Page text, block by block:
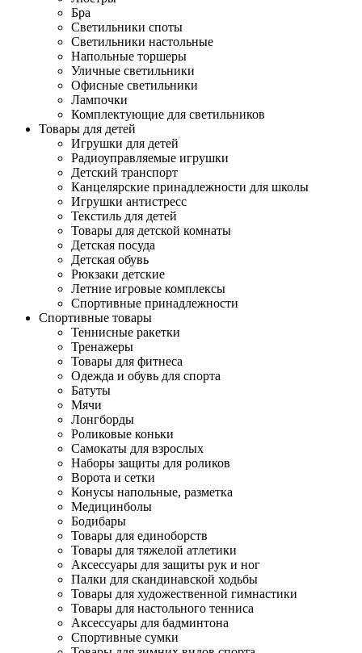
Бра
Светильники споты
Светильники настольные
Напольные торшеры
Уличные светильники
Офисные светильники
Лампочки
Комплектующие для светильников
Товары для детей
Игрушки для детей
Радиоуправляемые игрушки
Детский транспорт
Канцелярские принадлежности для школы
Игрушки антистресс
Текстиль для детей
Товары для детской комнаты
Детская посуда
Детская обувь
Рюкзаки детские
Летние игровые комплексы
Спортивные принадлежности
Спортивные товары
Теннисные ракетки
Тренажеры
Товары для фитнеса
Одежда и обувь для спорта
Батуты
Мячи
Лонгборды
Роликовые коньки
Самокаты для взрослых
Наборы защиты для роликов
Ворота и сетки
Конусы напольные, разметка
Медицинболы
Бодибары
Товары для единоборств
Товары для тяжелой атлетики
Аксессуары для защиты рук и ног
Палки для скандинавской ходьбы
Товары для художественной гимнастики
Товары для настольного тенниса
Аксессуары для бадминтона
Спортивные сумки